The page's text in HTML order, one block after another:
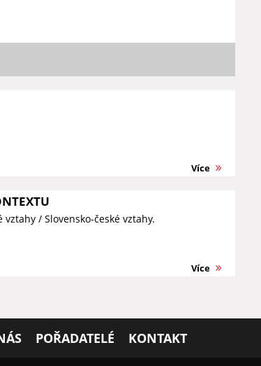
Více
/ Slovensko-české vztahy.
Více
POŘADATELÉ KONTAKT